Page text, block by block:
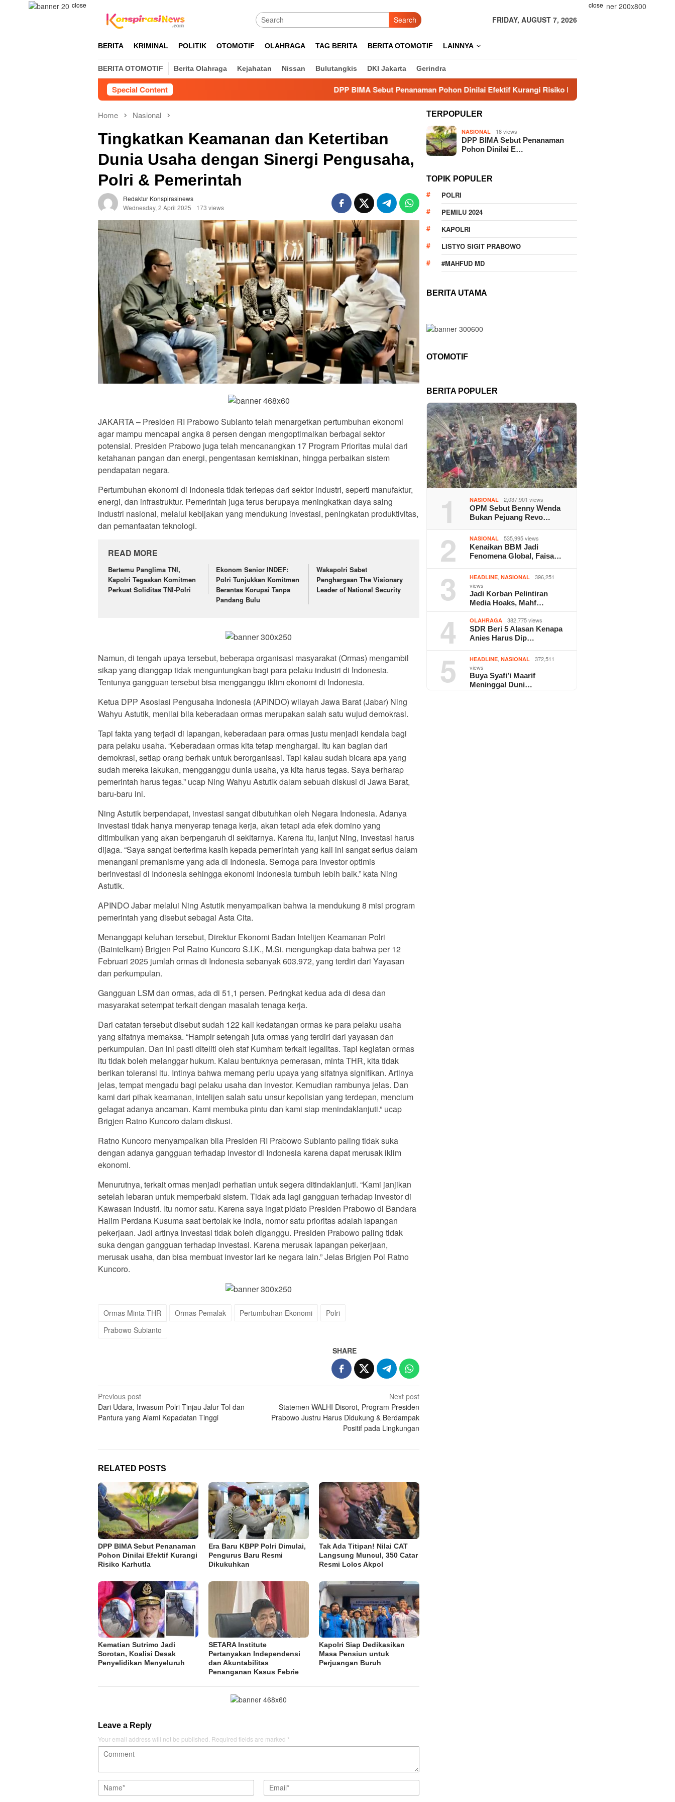
close close
Search FRIDAY, AUGUST 7, 2026
BERITA KRIMINAL POLITIK OTOMOTIF OLAHRAGA TAG BERITA BERITA OTOMOTIF LAINNYA
BERITA OTOMOTIF Berita Olahraga Kejahatan Nissan Bulutangkis DKI Jakarta Gerindra
Special Content DPP BIMA Sebut Penanaman Pohon Dinilai Efektif Kurangi Risiko Karhutla
Home Nasional
Tingkatkan Keamanan dan Ketertiban
Dunia Usaha dengan Sinergi Pengusaha,
Polri & Pemerintah
Redaktur Konspirasinews
Wednesday, 2 April 2025
173 views
JAKARTA – Presiden RI Prabowo Subianto telah menargetkan pertumbuhan ekonomi
agar mampu mencapai angka 8 persen dengan mengoptimalkan berbagai sektor
potensial. Presiden Prabowo juga telah mencanangkan 17 Program Prioritas mulai dari
ketahanan pangan dan energi, pengentasan kemiskinan, hingga perbaikan sistem
pendapatan negara.
Pertumbuhan ekonomi di Indonesia tidak terlepas dari sektor industri, seperti manufaktur,
energi, dan infrastruktur. Pemerintah juga terus berupaya meningkatkan daya saing
industri nasional, melalui kebijakan yang mendukung investasi, peningkatan produktivitas,
dan pemanfaatan teknologi.
READ MORE
Bertemu Panglima TNI,
Kapolri Tegaskan Komitmen
Perkuat Soliditas TNI-Polri
Ekonom Senior INDEF:
Polri Tunjukkan Komitmen
Berantas Korupsi Tanpa
Pandang Bulu
Wakapolri Sabet
Penghargaan The Visionary
Leader of National Security
Namun, di tengah upaya tersebut, beberapa organisasi masyarakat (Ormas) mengambil
sikap yang dianggap tidak menguntungkan bagi para pelaku industri di Indonesia.
Tentunya gangguan tersebut bisa mengganggu iklim ekonomi di Indonesia.
Ketua DPP Asosiasi Pengusaha Indonesia (APINDO) wilayah Jawa Barat (Jabar) Ning
Wahyu Astutik, menilai bila keberadaan ormas merupakan salah satu wujud demokrasi.
Tapi fakta yang terjadi di lapangan, keberadaan para ormas justu menjadi kendala bagi
para pelaku usaha. “Keberadaan ormas kita tetap menghargai. Itu kan bagian dari
demokrasi, setiap orang berhak untuk berorganisasi. Tapi kalau sudah bicara apa yang
sudah mereka lakukan, mengganggu dunia usaha, ya kita harus tegas. Saya berharap
pemerintah harus tegas.” ucap Ning Wahyu Astutik dalam sebuah diskusi di Jawa Barat,
baru-baru ini.
Ning Astutik berpendapat, investasi sangat dibutuhkan oleh Negara Indonesia. Adanya
investasi tidak hanya menyerap tenaga kerja, akan tetapi ada efek domino yang
ditimbulkan yang akan berpengaruh di sekitarnya. Karena itu, lanjut Ning, investasi harus
dijaga. “Saya sangat berterima kasih kepada pemerintah yang kali ini sangat serius dalam
menangani premanisme yang ada di Indonesia. Semoga para investor optimis
berinvestasi di Indonesia sehingga ekonomi Indonesia tumbuh lebih baik.” kata Ning
Astutik.
APINDO Jabar melalui Ning Astutik menyampaikan bahwa ia mendukung 8 misi program
pemerintah yang disebut sebagai Asta Cita.
Menanggapi keluhan tersebut, Direktur Ekonomi Badan Intelijen Keamanan Polri
(Baintelkam) Brigjen Pol Ratno Kuncoro S.I.K., M.Si. mengungkap data bahwa per 12
Februari 2025 jumlah ormas di Indonesia sebanyak 603.972, yang terdiri dari Yayasan
dan perkumpulan.
Gangguan LSM dan ormas, ada di 51,1 persen. Peringkat kedua ada di desa dan
masyarakat setempat terkait dengan masalah tenaga kerja.
Dari catatan tersebut disebut sudah 122 kali kedatangan ormas ke para pelaku usaha
yang sifatnya memaksa. “Hampir setengah juta ormas yang terdiri dari yayasan dan
perkumpulan. Dan ini pasti diteliti oleh staf Kumham terkait legalitas. Tapi kegiatan ormas
itu tidak boleh melanggar hukum. Kalau bentuknya pemerasan, minta THR, kita tidak
berikan toleransi itu. Intinya bahwa memang perlu upaya yang sifatnya signifikan. Artinya
jelas, tempat mengadu bagi pelaku usaha dan investor. Kemudian rambunya jelas. Dan
kami dari pihak keamanan, intelijen salah satu unsur kepolisian yang terdepan, mencium
gelagat adanya ancaman. Kami membuka pintu dan kami siap menindaklanjuti.” ucap
Brigjen Ratno Kuncoro dalam diskusi.
Ratno Kuncoro menyampaikan bila Presiden RI Prabowo Subianto paling tidak suka
dengan adanya gangguan terhadap investor di Indonesia karena dapat merusak iklim
ekonomi.
Menurutnya, terkait ormas menjadi perhatian untuk segera ditindaklanjuti. “Kami janjikan
setelah lebaran untuk memperbaki sistem. Tidak ada lagi gangguan terhadap investor di
Kawasan industri. Itu nomor satu. Karena saya ingat pidato Presiden Prabowo di Bandara
Halim Perdana Kusuma saat bertolak ke India, nomor satu prioritas adalah lapangan
pekerjaan. Jadi artinya investasi tidak boleh diganggu. Presiden Prabowo paling tidak
suka dengan gangguan terhadap investasi. Karena merusak lapangan pekerjaan,
merusak usaha, dan bisa membuat investor lari ke negara lain.” Jelas Brigjen Pol Ratno
Kuncoro.
Ormas Minta THR Ormas Pemalak Pertumbuhan Ekonomi
Polri
Prabowo Subianto
SHARE
Post
navigation
Previous post
Dari Udara, Irwasum Polri Tinjau Jalur Tol dan
Pantura yang Alami Kepadatan Tinggi
Next post
Statemen WALHI Disorot, Program Presiden
Prabowo Justru Harus Didukung & Berdampak
Positif pada Lingkungan
RELATED POSTS
DPP BIMA Sebut Penanaman
Pohon Dinilai Efektif Kurangi
Risiko Karhutla
Era Baru KBPP Polri Dimulai,
Pengurus Baru Resmi
Dikukuhkan
Tak Ada Titipan! Nilai CAT
Langsung Muncul, 350 Catar
Resmi Lolos Akpol
Kematian Sutrimo Jadi
Sorotan, Koalisi Desak
Penyelidikan Menyeluruh
SETARA Institute
Pertanyakan Independensi
dan Akuntabilitas
Penanganan Kasus Febrie
Kapolri Siap Dedikasikan
Masa Pensiun untuk
Perjuangan Buruh
Leave a Reply
Your email address will not be published. Required fields are marked *
TERPOPULER
NASIONAL 18 views
DPP BIMA Sebut Penanaman
Pohon Dinilai E…
TOPIK POPULER
POLRI
PEMILU 2024
KAPOLRI
LISTYO SIGIT PRABOWO
#MAHFUD MD
BERITA UTAMA
OTOMOTIF
BERITA POPULER
1 NASIONAL 2,037,901 views
OPM Sebut Benny Wenda
Bukan Pejuang Revo…
2 NASIONAL 535,995 views
Kenaikan BBM Jadi
Fenomena Global, Faisa…
3 HEADLINE ,NASIONAL
396,251
views
Jadi Korban Pelintiran
Media Hoaks, Mahf…
4 OLAHRAGA 382,775 views
SDR Beri 5 Alasan Kenapa
Anies Harus Dip…
5 HEADLINE ,NASIONAL
372,511
views
Buya Syafi’i Maarif
Meninggal Duni…